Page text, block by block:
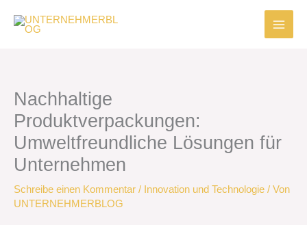
Inhalt
springen
Nachhaltige
Produktverpackungen:
Umweltfreundliche Lösungen für
Unternehmen
Schreibe einen Kommentar / Innovation und Technologie / Von
UNTERNEHMERBLOG